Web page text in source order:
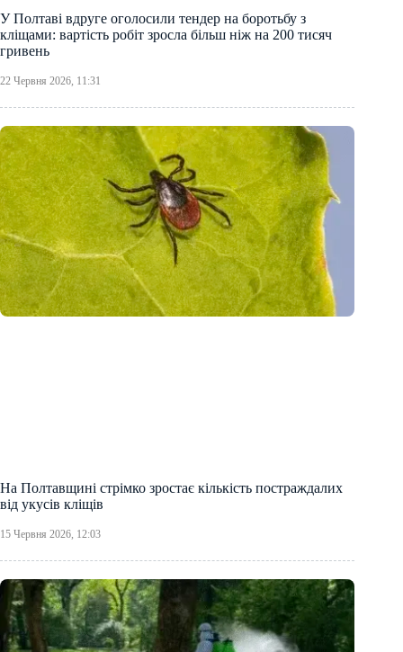
У Полтаві вдруге оголосили тендер на боротьбу з
кліщами: вартість робіт зросла більш ніж на 200 тисяч
гривень
22 Червня 2026, 11:31
На Полтавщині стрімко зростає кількість постраждалих
від укусів кліщів
15 Червня 2026, 12:03